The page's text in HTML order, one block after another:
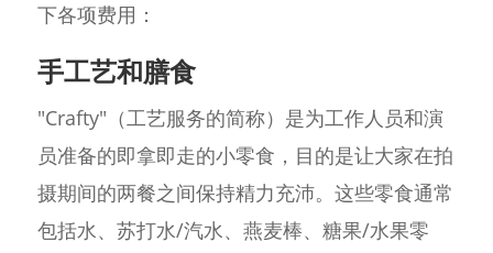
下各项费用：
手工艺和膳食
"Crafty"（工艺服务的简称）是为工作人员和演
员准备的即拿即走的小零食，目的是让大家在拍
摄期间的两餐之间保持精力充沛。这些零食通常
包括水、苏打水/汽水、燕麦棒、糖果/水果零